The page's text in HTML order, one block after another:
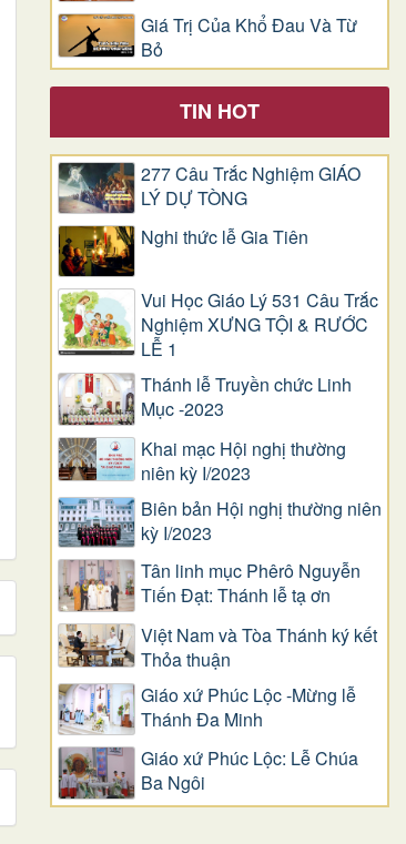
Giá Trị Của Khổ Ðau Và Từ
Bỏ
TIN HOT
277 Câu Trắc Nghiệm GIÁO
LÝ DỰ TÒNG
Nghi thức lễ Gia Tiên
Vui Học Giáo Lý 531 Câu Trắc
Nghiệm XƯNG TỘI & RƯỚC
LỄ 1
Thánh lễ Truyền chức Linh
Mục -2023
Khai mạc Hội nghị thường
niên kỳ I/2023
Biên bản Hội nghị thường niên
kỳ I/2023
Tân linh mục Phêrô Nguyễn
Tiến Đạt: Thánh lễ tạ ơn
Việt Nam và Tòa Thánh ký kết
Thỏa thuận
Giáo xứ Phúc Lộc -Mừng lễ
Thánh Đa Minh
Giáo xứ Phúc Lộc: Lễ Chúa
Ba Ngôi